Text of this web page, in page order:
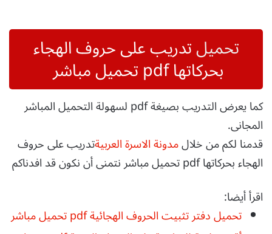
تحميلتدريب على حروف الهجاء
بحركاتها pdf تحميل مباشر
كما يعرض التدريب بصيغة pdf لسهولة التحميل المباشر
المجانى.
قدمنا لكم من خلالمدونة الاسرة العربيةتدريب على حروف
الهجاء بحركاتها pdf تحميل مباشر نتمنى أن نكون قد افدناكم
اقرأ أيضا:
تحميل دفتر تثبيت الحروف الهجائية pdf تحميل مباشر